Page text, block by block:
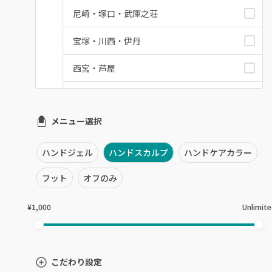
尼崎・塚口・武庫之荘
宝塚・川西・伊丹
西宮・芦屋
神戸・兵庫区・長田区
須磨区・垂水区・西区
三田・北区
兵庫県その他
メニュー選択
ハンドジェル ハンドスカルプ ハンドケアカラー
フット オフのみ
¥1,000
こだわり設定